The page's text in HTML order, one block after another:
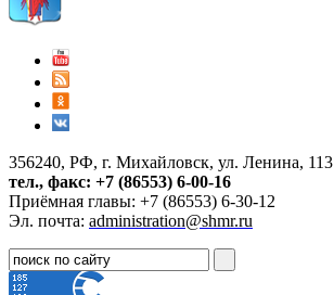
356240, РФ, г. Михайловск, ул. Ленина, 113
тел., факс: +7 (86553) 6-00-16
Приёмная главы: +7 (86553) 6-30-12
Эл. почта: administration@shmr.ru